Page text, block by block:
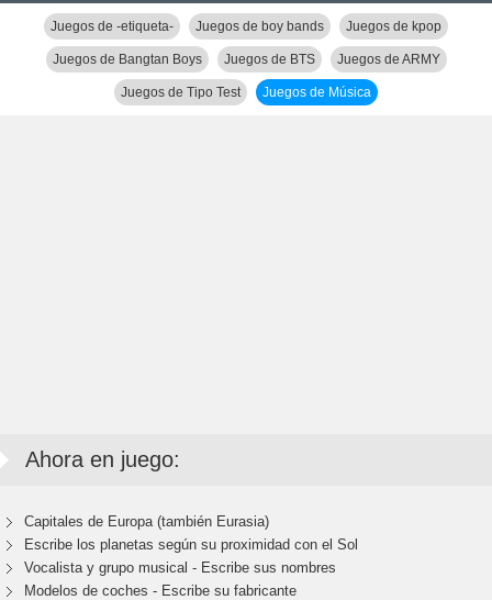
Juegos de -etiqueta- Juegos de boy bands Juegos de kpop
Juegos de Bangtan Boys Juegos de BTS Juegos de ARMY
Juegos de Tipo Test Juegos de Música
Ahora en juego:
Capitales de Europa (también Eurasia)
Escribe los planetas según su proximidad con el Sol
Vocalista y grupo musical - Escribe sus nombres
Modelos de coches - Escribe su fabricante